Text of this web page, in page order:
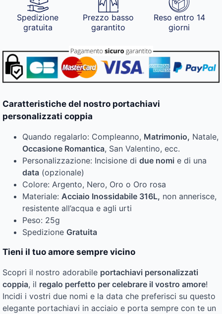
Spedizione
gratuita
Prezzo basso
garantito
Reso entro 14
giorni
Caratteristiche del nostro portachiavi
personalizzati coppia
Quando regalarlo: Compleanno, Matrimonio, Natale,
Occasione Romantica, San Valentino, ecc.
Personalizzazione: Incisione di due nomi e di una
data (opzionale)
Colore: Argento, Nero, Oro o Oro rosa
Materiale: Acciaio Inossidabile 316L, non annerisce,
resistente all’acqua e agli urti
Peso: 25g
Spedizione Gratuita
Tieni il tuo amore sempre vicino
Scopri il nostro adorabile portachiavi personalizzati
coppia, il regalo perfetto per celebrare il vostro amore!
Incidi i vostri due nomi e la data che preferisci su questo
elegante portachiavi in acciaio e porta sempre con te un